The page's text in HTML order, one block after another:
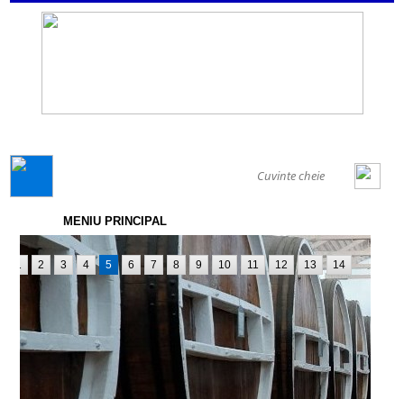
MENIU PRINCIPAL
1 2 3 4 5 6 7 8 9 10 11 12 13 14